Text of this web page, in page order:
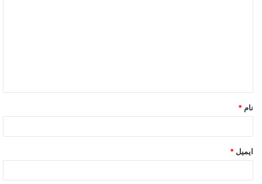
نام *
ایمیل *